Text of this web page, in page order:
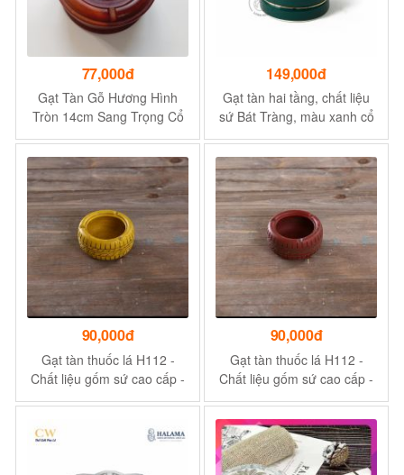
77,000đ
Gạt Tàn Gỗ Hương Hình
Tròn 14cm Sang Trọng Cổ
Điển Cho Phòng Khách,
Văn Phòng
149,000đ
Gạt tàn hai tầng, chất liệu
sứ Bát Tràng, màu xanh cổ
vịt kẻ chỉ vàng
90,000đ
Gạt tàn thuốc lá H112 -
Chất liệu gốm sứ cao cấp -
Màu vàng
90,000đ
Gạt tàn thuốc lá H112 -
Chất liệu gốm sứ cao cấp -
Màu đỏ